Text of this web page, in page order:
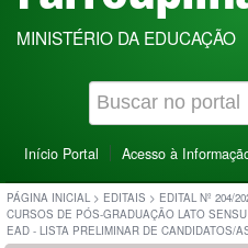
MINISTÉRIO DA EDUCAÇÃO
Início Portal Acesso à
PÁGINA INICIAL > EDITAIS > EDITAL Nº 204/
CURSOS DE PÓS-GRADUAÇÃO LATO
EAD - LISTA PRELIMINAR DE CANDIDATOS/